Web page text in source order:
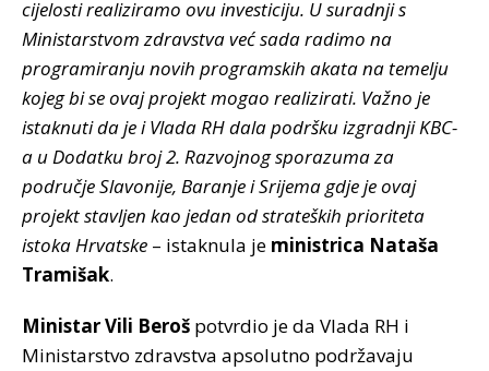
cijelosti realiziramo ovu investiciju. U suradnji s
Ministarstvom zdravstva već sada radimo na
programiranju novih programskih akata na temelju
kojeg bi se ovaj projekt mogao realizirati. Važno je
istaknuti da je i Vlada RH dala podršku izgradnji KBC-
a u Dodatku broj 2. Razvojnog sporazuma za
područje Slavonije, Baranje i Srijema gdje je ovaj
projekt stavljen kao jedan od strateških prioriteta
istoka Hrvatske – istaknula je ministrica Nataša
Tramišak.
Ministar Vili Beroš potvrdio je da Vlada RH i
Ministarstvo zdravstva apsolutno podržavaju